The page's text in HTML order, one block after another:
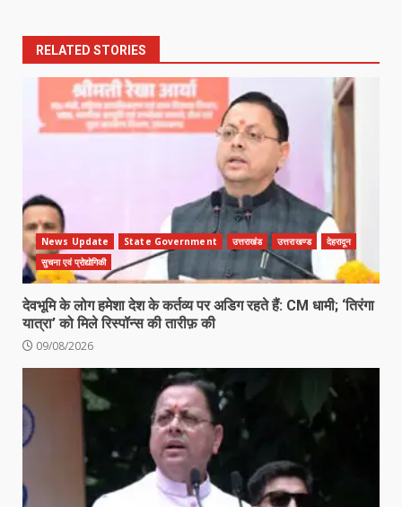
RELATED STORIES
News Update State Government उत्तराखंड उत्तराखण्ड
देहरादून
सुचना एवं प्रोद्योगिकी
देवभूमि के लोग हमेशा देश के कर्तव्य पर अडिग रहते हैं: CM धामी; ‘तिरंगा
यात्रा’ को मिले रिस्पॉन्स की तारीफ़ की
09/08/2026